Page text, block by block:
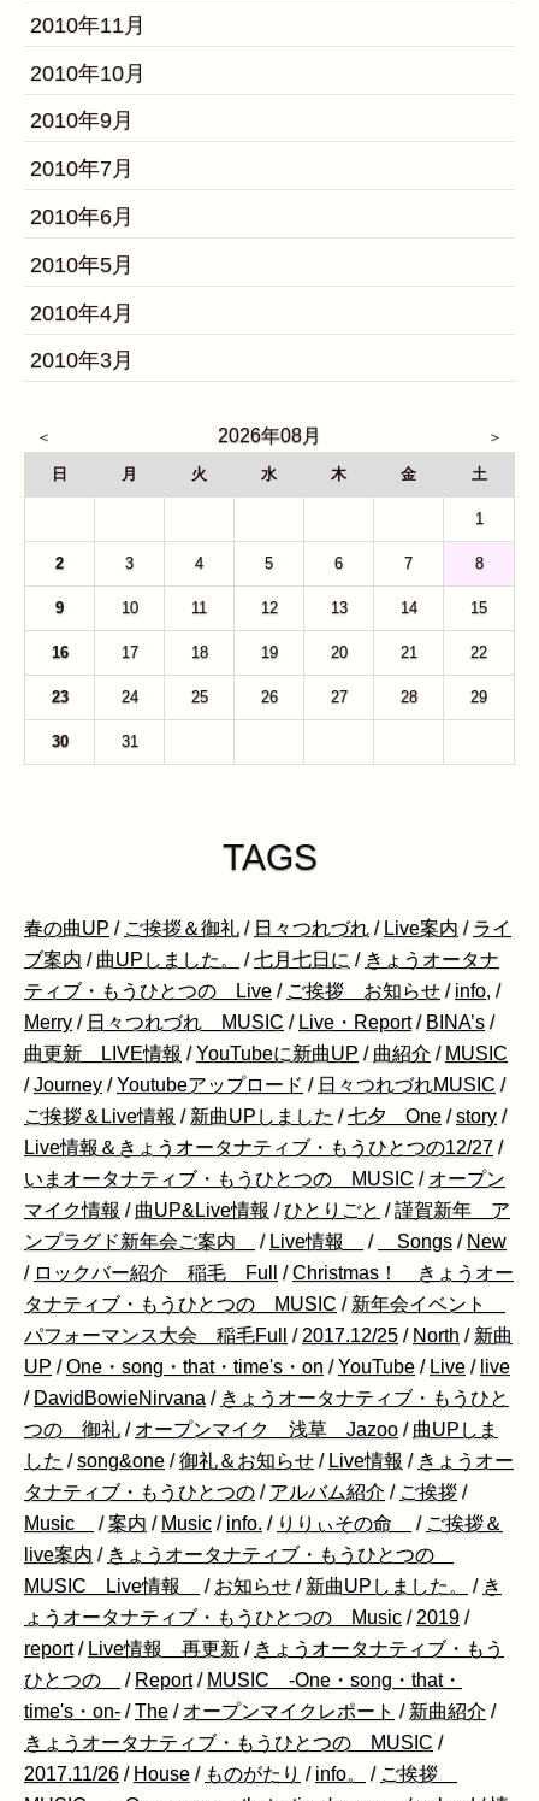
2010年11月
2010年10月
2010年9月
2010年7月
2010年6月
2010年5月
2010年4月
2010年3月
2026年08月
日 月 火 水 木 金 土
1
2 3 4 5 6 7 8
9 10 11 12 13 14 15
16 17 18 19 20 21 22
23 24 25 26 27 28 29
30 31
TAGS
春の曲UP / ご挨拶＆御礼 / 日々つれづれ / Live案内 / ライ
ブ案内 / 曲UPしました。 /七月七日に / きょうオータナ
ティブ・もうひとつの Live / ご挨拶 お知らせ / info, /
Merry / 日々つれづれ MUSIC / Live・Report / BINA’s /
曲更新 LIVE情報 /YouTubeに新曲UP / 曲紹介 / MUSIC
/Journey /Youtubeアップロード / 日々つれづれMUSIC /
ご挨拶＆Live情報 / 新曲UPしました /七夕 One /story /
Live情報＆きょうオータナティブ・もうひとつの12/27 /
いまオータナティブ・もうひとつの MUSIC / オープン
マイク情報 / 曲UP&Live情報 /ひとりごと /謹賀新年 ア
ンプラグド新年会ご案内
/ Live情報 / Songs / New
/ ロックバー紹介 稲毛 Full /Christmas！ きょうオー
タナティブ・もうひとつの MUSIC / 新年会イベント
パフォーマンス大会 稲毛Full
/ 2017.12/25 / North / 新曲
UP /One・song・that・time's・on /YouTube / Live / live
/ DavidBowieNirvana / きょうオータナティブ・もうひと
つの 御礼 / オープンマイク 浅草 Jazoo / 曲UPしま
した /song&one /御礼＆お知らせ / Live情報 / きょうオー
タナティブ・もうひとつの / アルバム紹介 / ご挨拶 /
Music
/案内 / Music / info. / りりぃその命 / ご挨拶＆
live案内 / きょうオータナティブ・もうひとつの
MUSIC Live情報
/ お知らせ / 新曲UPしました。 / き
ょうオータナティブ・もうひとつの Music / 2019 /
report / Live情報 再更新 / きょうオータナティブ・もう
ひとつの
/ Report / MUSIC -One・song・that・
time's・on- /The / オープンマイクレポート / 新曲紹介 /
きょうオータナティブ・もうひとつの MUSIC /
2017.11/26 / House / ものがたり / info。 / ご挨拶